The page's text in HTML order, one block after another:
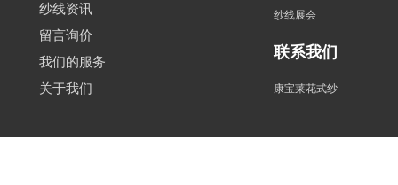
纱线资讯
留言询价
我们的服务
关于我们
纱线展会
联系我们
康宝莱花式纱